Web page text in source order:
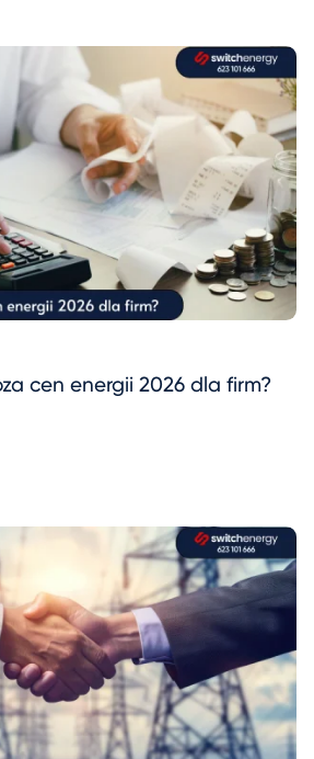
cen energii 2026 dla firm?